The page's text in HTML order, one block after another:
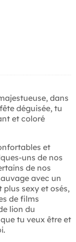
dans
déguisée, tu
et coloré
et
uns de nos
de nos
avec un
sexy et osés,
de films
lion du
tu veux être et